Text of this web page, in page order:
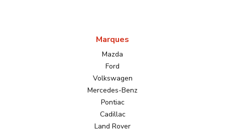
Marques
Mazda
Ford
Volkswagen
Mercedes-Benz
Pontiac
Cadillac
Land Rover